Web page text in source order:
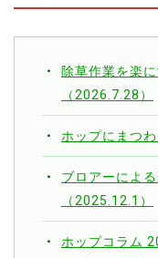
除草作業を楽
（2026.7.28）
ホップにまつ
ブロアーによ
（2025.12.1）
ホップコラム